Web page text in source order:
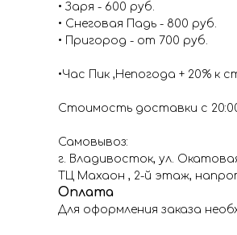
• Заря - 600 руб.
• Снеговая Падь - 800 руб.
• Пригород - от 700 руб.
•Час Пик ,Непогода + 20% к
Стоимость доставки с 20:00
Самовывоз:
г. Владивосток, ул.
ТЦ Махаон , 2-й этаж,
Оплата
Для оформления заказа